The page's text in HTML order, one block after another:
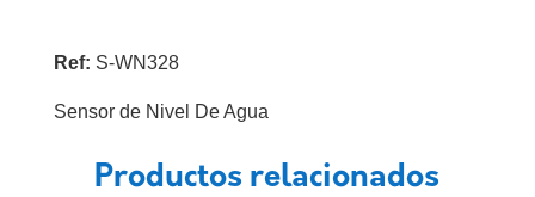
Ref: S-WN328
Sensor de Nivel De Agua
Productos relacionados